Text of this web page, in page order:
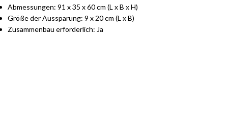
Abmessungen: 91 x 35 x 60 cm (L x B x H)
Größe der Aussparung: 9 x 20 cm (L x B)
Zusammenbau erforderlich: Ja